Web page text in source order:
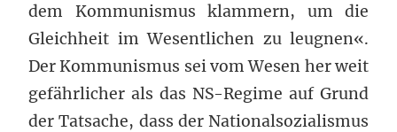
dem Kommunismus klammern, um die
Gleichheit im Wesentlichen zu leugnen«.
Der Kommunismus sei vom Wesen her weit
gefährlicher als das NS-Regime auf Grund
der Tatsache, dass der Nationalsozialismus